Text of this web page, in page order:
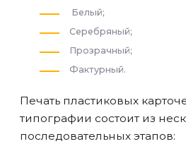
Белый;
Серебряный;
Прозрачный;
Фактурный.
Печать пластиковых
типографии состоит из
последовательных этапов: